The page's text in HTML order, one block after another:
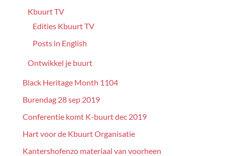
Kbuurt TV
Edities Kbuurt TV
Posts in English
Ontwikkel je buurt
Black Heritage Month 1104
Burendag 28 sep 2019
Conferentie komt K-buurt dec 2019
Hart voor de Kbuurt Organisatie
Kantershofenzo materiaal van voorheen